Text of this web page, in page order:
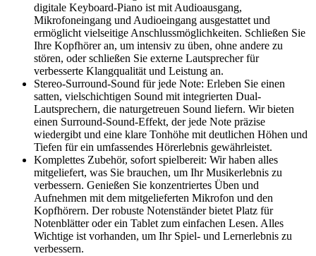
digitale Keyboard-Piano ist mit Audioausgang,
Mikrofoneingang und Audioeingang ausgestattet und
ermöglicht vielseitige Anschlussmöglichkeiten. Schließen Sie
Ihre Kopfhörer an, um intensiv zu üben, ohne andere zu
stören, oder schließen Sie externe Lautsprecher für
verbesserte Klangqualität und Leistung an.
Stereo-Surround-Sound für jede Note: Erleben Sie einen
satten, vielschichtigen Sound mit integrierten Dual-
Lautsprechern, die naturgetreuen Sound liefern. Wir bieten
einen Surround-Sound-Effekt, der jede Note präzise
wiedergibt und eine klare Tonhöhe mit deutlichen Höhen und
Tiefen für ein umfassendes Hörerlebnis gewährleistet.
Komplettes Zubehör, sofort spielbereit: Wir haben alles
mitgeliefert, was Sie brauchen, um Ihr Musikerlebnis zu
verbessern. Genießen Sie konzentriertes Üben und
Aufnehmen mit dem mitgelieferten Mikrofon und den
Kopfhörern. Der robuste Notenständer bietet Platz für
Notenblätter oder ein Tablet zum einfachen Lesen. Alles
Wichtige ist vorhanden, um Ihr Spiel- und Lernerlebnis zu
verbessern.